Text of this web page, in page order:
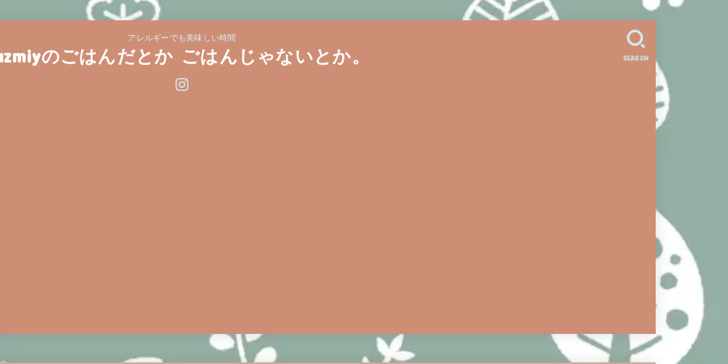
アレルギーでも美味しい時間
のごはんだとか ごはんじゃないとか。 SEARCH